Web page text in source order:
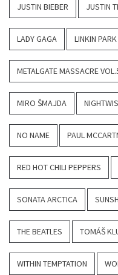
JUSTIN BIEBER JUSTIN
LADY GAGA LINKIN PARK
METALGATE MASSACRE
MIRO ŠMAJDA
NO NAME PAUL
RED HOT CHILI PEPPERS
SONATA ARCTICA
THE BEATLES TOMÁŠ
WITHIN TEMPTATION